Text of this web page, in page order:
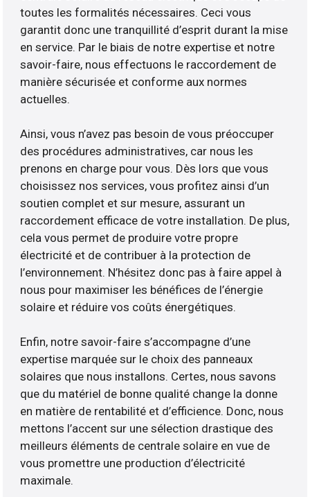
toutes les formalités nécessaires. Ceci vous
garantit donc une tranquillité d’esprit durant la mise
en service. Par le biais de notre expertise et notre
savoir-faire, nous effectuons le raccordement de
manière sécurisée et conforme aux normes
actuelles.
Ainsi, vous n’avez pas besoin de vous préoccuper
des procédures administratives, car nous les
prenons en charge pour vous. Dès lors que vous
choisissez nos services, vous profitez ainsi d’un
soutien complet et sur mesure, assurant un
raccordement efficace de votre installation. De plus,
cela vous permet de produire votre propre
électricité et de contribuer à la protection de
l’environnement. N’hésitez donc pas à faire appel à
nous pour maximiser les bénéfices de l’énergie
solaire et réduire vos coûts énergétiques.
Enfin, notre savoir-faire s’accompagne d’une
expertise marquée sur le choix des panneaux
solaires que nous installons. Certes, nous savons
que du matériel de bonne qualité change la donne
en matière de rentabilité et d’efficience. Donc, nous
mettons l’accent sur une sélection drastique des
meilleurs éléments de centrale solaire en vue de
vous promettre une production d’électricité
maximale.